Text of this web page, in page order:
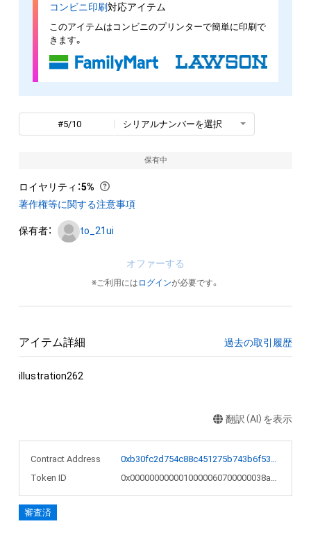
コンビニ印刷対応アイテム
このアイテムはコンビニのプリンターで簡単に印刷で
きます。
#5/10 シリアルナンバーを選択
保有中
ロイヤリティ ：5%
著作権等に関する注意事項
保有者： to_21ui
オファーする
※ご利用には ログインが必要です。
アイテム詳細 過去の取引履歴
illustration262
翻訳（AI）を表示
Contract Address
0xb30fc2d754c88c451275b743b6f530f19f643683
Token ID
0x0000000000010000060700000038a161
審査済